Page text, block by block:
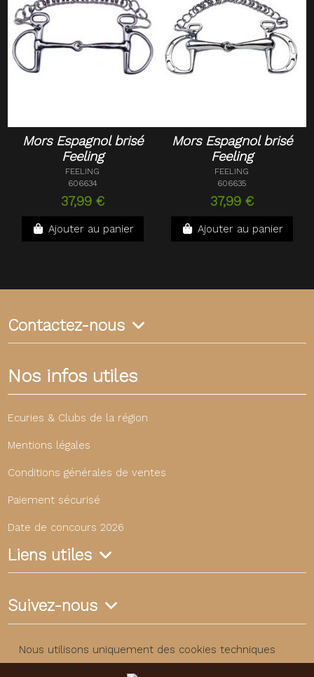
Mors Espagnol brisé
Feeling
FEELING
606634
37,99 €
Ajouter au panier
Mors Espagnol brisé
Feeling
FEELING
606635
37,99 €
Ajouter au panier
Contactez-nous
Nos infos utiles
Ecuries & Clubs de la région
Mentions légales
Conditions générales de ventes
Paiement sécurisé
Date de concours 2026
Liens utiles
Suivez-nous
Nous utilisons uniquement des cookies techniques
nécessaires au fonctionnement du site. Aucun cookie de